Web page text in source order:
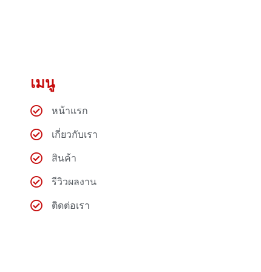
เมนู
หน้าแรก
เกี่ยวกับเรา
สินค้า
รีวิวผลงาน
ติดต่อเรา